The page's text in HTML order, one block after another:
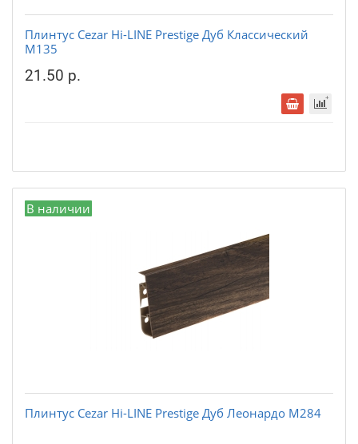
Плинтус Cezar Hi-LINE Prestige Дуб Классический
М135
21.50 р.
В наличии
Плинтус Cezar Hi-LINE Prestige Дуб Леонардо М284